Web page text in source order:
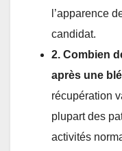
l’apparence
candidat.
2. Combien
après une
récupération
plupart des
activités